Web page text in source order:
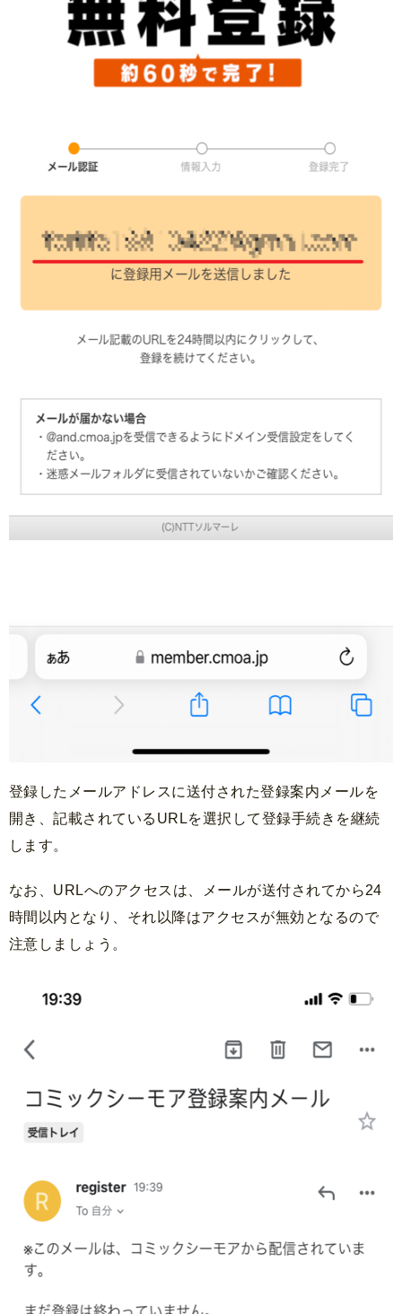
登録したメールアドレスに送付された登録案内メールを
開き、記載されているURLを選択して登録手続きを継続
します。
なお、URLへのアクセスは、メールが送付されてから24
時間以内となり、それ以降はアクセスが無効となるので
注意しましょう。